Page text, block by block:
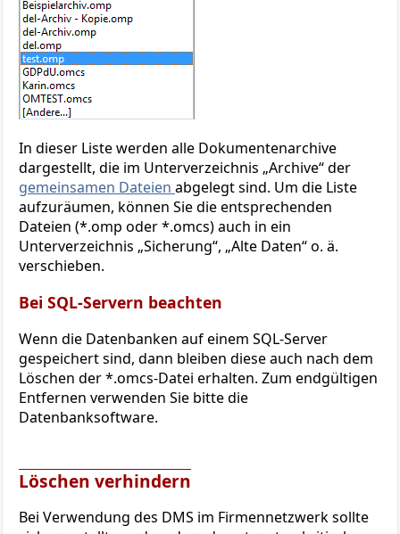
In dieser Liste werden alle Dokumentenarchive
dargestellt, die im Unterverzeichnis „Archive“ der
gemeinsamen Dateien abgelegt sind. Um die Liste
aufzuräumen, können Sie die entsprechenden
Dateien (*.omp oder *.omcs) auch in ein
Unterverzeichnis „Sicherung“, „Alte Daten“ o. ä.
verschieben.
Bei SQL-Servern beachten
Wenn die Datenbanken auf einem SQL-Server
gespeichert sind, dann bleiben diese auch nach dem
Löschen der *.omcs-Datei erhalten. Zum endgültigen
Entfernen verwenden Sie bitte die
Datenbanksoftware.
Löschen verhindern
Bei Verwendung des DMS im Firmennetzwerk sollte